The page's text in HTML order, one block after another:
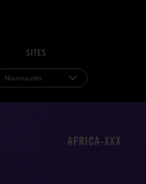
SITES
Nouveautés
AFRICA-XXX